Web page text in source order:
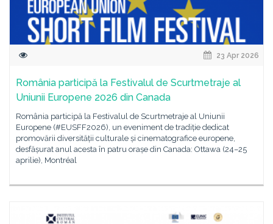
23 Apr 2026
România participă la Festivalul de Scurtmetraje al
Uniunii Europene 2026 din Canada
România participă la Festivalul de Scurtmetraje al Uniunii
Europene (#EUSFF2026), un eveniment de tradiție dedicat
promovării diversității culturale și cinematografice europene,
desfășurat anul acesta în patru orașe din Canada: Ottawa (24–25
aprilie), Montréal